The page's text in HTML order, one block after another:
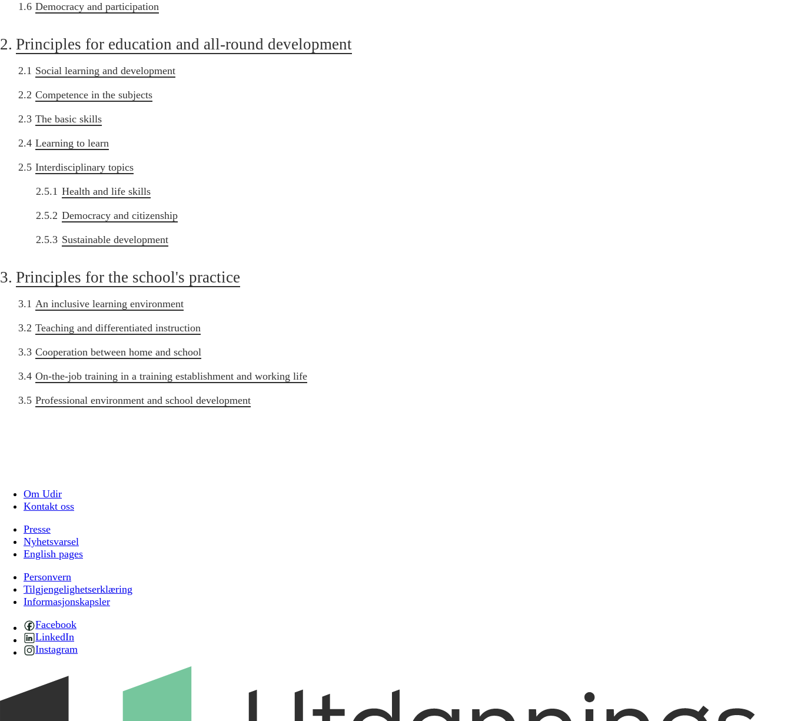
1.6 Democracy and participation
2. Principles for education and all-round development
2.1 Social learning and development
2.2 Competence in the subjects
2.3 The basic skills
2.4 Learning to learn
2.5 Interdisciplinary topics
2.5.1 Health and life skills
2.5.2 Democracy and citizenship
2.5.3 Sustainable development
3. Principles for the school's practice
3.1 An inclusive learning environment
3.2 Teaching and differentiated instruction
3.3 Cooperation between home and school
3.4 On-the-job training in a training establishment and working life
3.5 Professional environment and school development
Om Udir
Kontakt oss
Presse
Nyhetsvarsel
English pages
Personvern
Tilgjengelighetserklæring
Informasjonskapsler
Facebook
LinkedIn
Instagram